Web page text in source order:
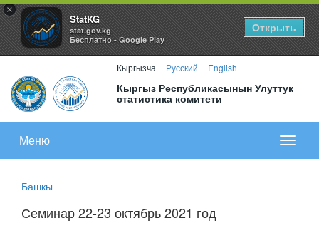
×
StatKG
stat.gov.kg
Бесплатно - Google Play
Открыть
Кыргызча Русский English
Кыргыз Республикасынын Улуттук
статистика комитети
меню
Меню
Башкы
Семинар 22-23 октябрь 2021 год